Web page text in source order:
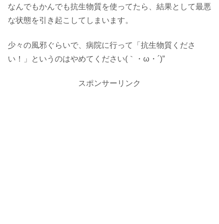
なんでもかんでも抗生物質を使ってたら、結果として最悪
な状態を引き起こしてしまいます。
少々の風邪ぐらいで、病院に行って「抗生物質くださ
い！」というのはやめてください(｀・ω・´)”
スポンサーリンク